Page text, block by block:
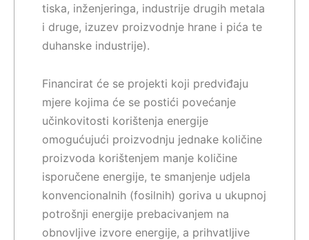
tiska, inženjeringa, industrije drugih metala
i druge, izuzev proizvodnje hrane i pića te
duhanske industrije).
Financirat će se projekti koji predviđaju
mjere kojima će se postići povećanje
učinkovitosti korištenja energije
omogućujući proizvodnju jednake količine
proizvoda korištenjem manje količine
isporučene energije, te smanjenje udjela
konvencionalnih (fosilnih) goriva u ukupnoj
potrošnji energije prebacivanjem na
obnovljive izvore energije, a prihvatljive